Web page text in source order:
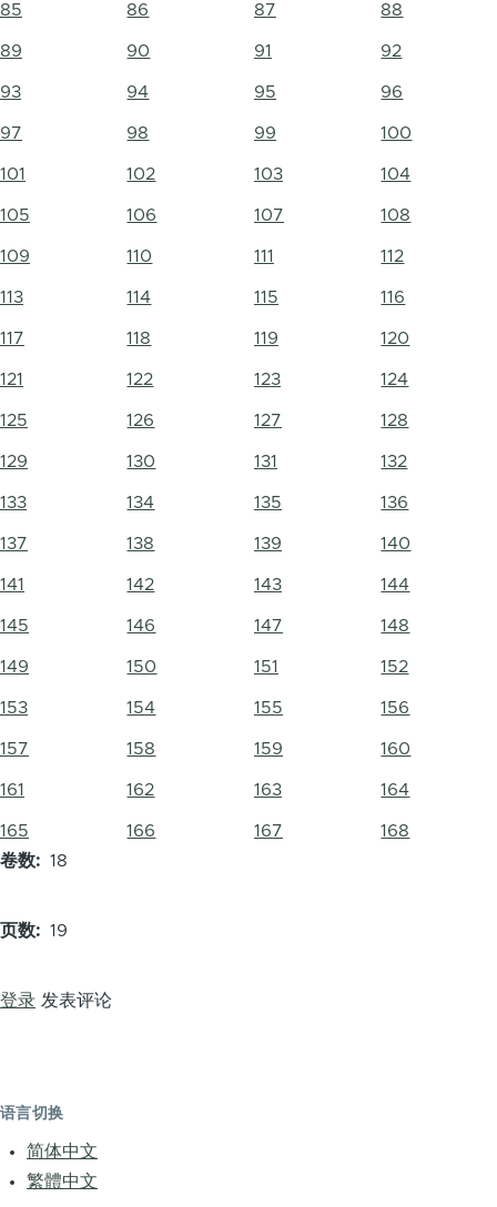
85 86 87 88
89 90 91 92
93 94 95 96
97 98 99 100
101 102 103 104
105 106 107 108
109 110 111 112
113 114 115 116
117 118 119 120
121 122 123 124
125 126 127 128
129 130 131 132
133 134 135 136
137 138 139 140
141 142 143 144
145 146 147 148
149 150 151 152
153 154 155 156
157 158 159 160
161 162 163 164
165 166 167
168
卷数
18
页数 19
登录 发表评论
语言切换
简体中文
繁體中文